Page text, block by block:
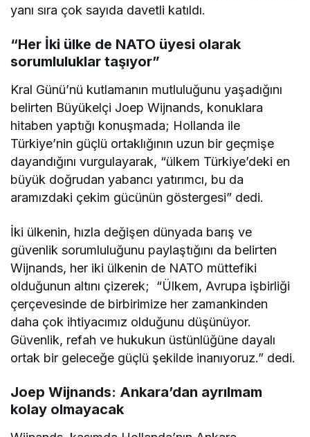
yanı sıra çok sayıda davetli katıldı.
“Her İki ülke de NATO üyesi olarak
sorumluluklar taşıyor”
Kral Günü’nü kutlamanın mutluluğunu yaşadığını
belirten Büyükelçi Joep Wijnands, konuklara
hitaben yaptığı konuşmada; Hollanda ile
Türkiye’nin güçlü ortaklığının uzun bir geçmişe
dayandığını vurgulayarak, “ülkem Türkiye’deki en
büyük doğrudan yabancı yatırımcı, bu da
aramızdaki çekim gücünün göstergesi” dedi.
İki ülkenin, hızla değişen dünyada barış ve
güvenlik sorumluluğunu paylaştığını da belirten
Wijnands, her iki ülkenin de NATO müttefiki
olduğunun altını çizerek; “Ülkem, Avrupa işbirliği
çerçevesinde de birbirimize her zamankinden
daha çok ihtiyacımız olduğunu düşünüyor.
Güvenlik, refah ve hukukun üstünlüğüne dayalı
ortak bir geleceğe güçlü şekilde inanıyoruz.” dedi.
Joep Wijnands: Ankara’dan ayrılmam
kolay olmayacak